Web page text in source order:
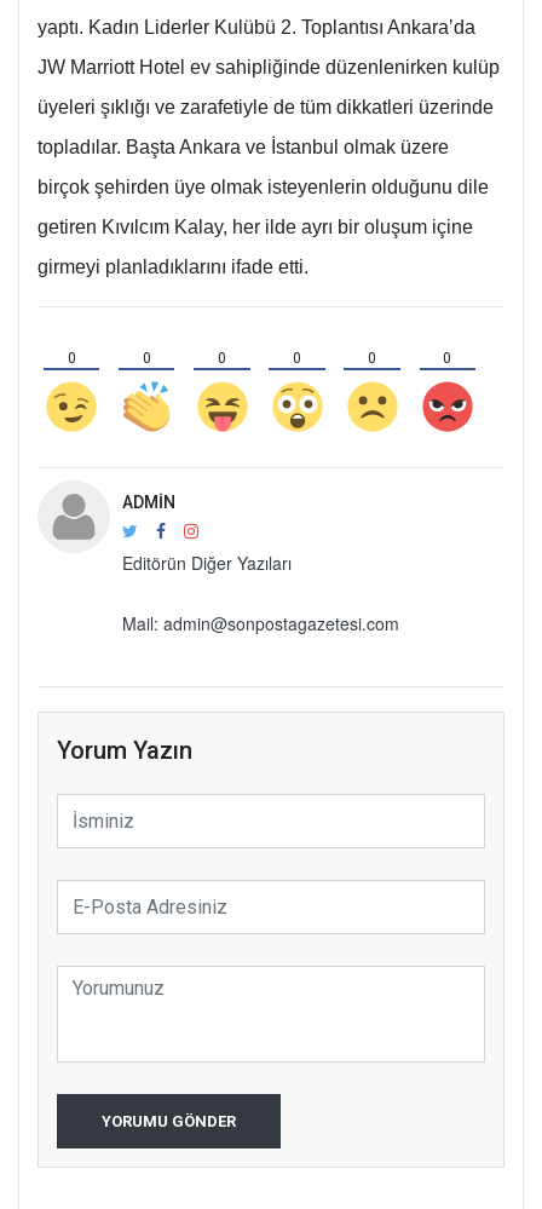
yaptı. Kadın Liderler Kulübü 2. Toplantısı Ankara’da
JW Marriott Hotel ev sahipliğinde düzenlenirken kulüp
üyeleri şıklığı ve zarafetiyle de tüm dikkatleri üzerinde
topladılar. Başta Ankara ve İstanbul olmak üzere
birçok şehirden üye olmak isteyenlerin olduğunu dile
getiren Kıvılcım Kalay, her ilde ayrı bir oluşum içine
girmeyi planladıklarını ifade etti.
0 0 0 0 0 0
ADMIN
Editörün Diğer Yazıları
Mail: admin@sonpostagazetesi.com
Yorum Yazın
YORUMU GÖNDER